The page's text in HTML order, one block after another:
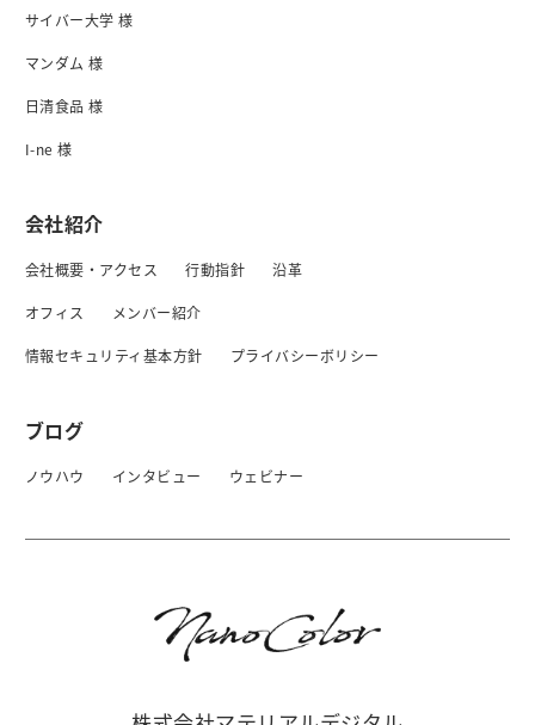
サイバー大学 様
マンダム 様
日清食品 様
I-ne 様
会社紹介
会社概要・アクセス 行動指針 沿革
オフィス メンバー紹介
情報セキュリティ基本方針 プライバシーボリシー
ブログ
ノウハウ インタビュー ウェビナー